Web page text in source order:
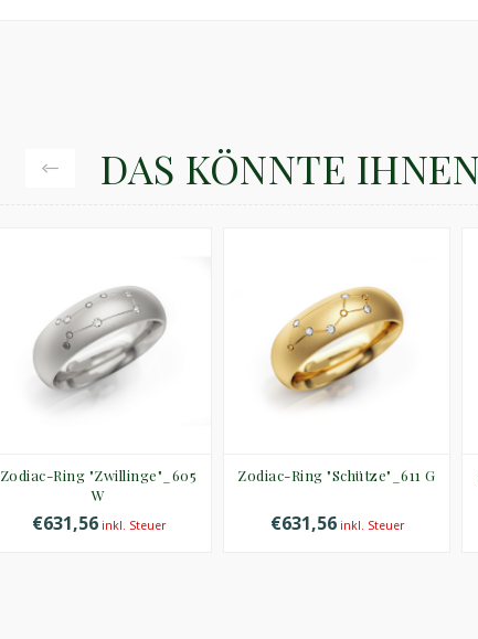
DAS KÖNNTE
Zodiac-Ring "Zwillinge"_605
W
€631,56inkl. Steuer
Zodiac-Ring "Schütze"_611 G
€631,56inkl. Steuer